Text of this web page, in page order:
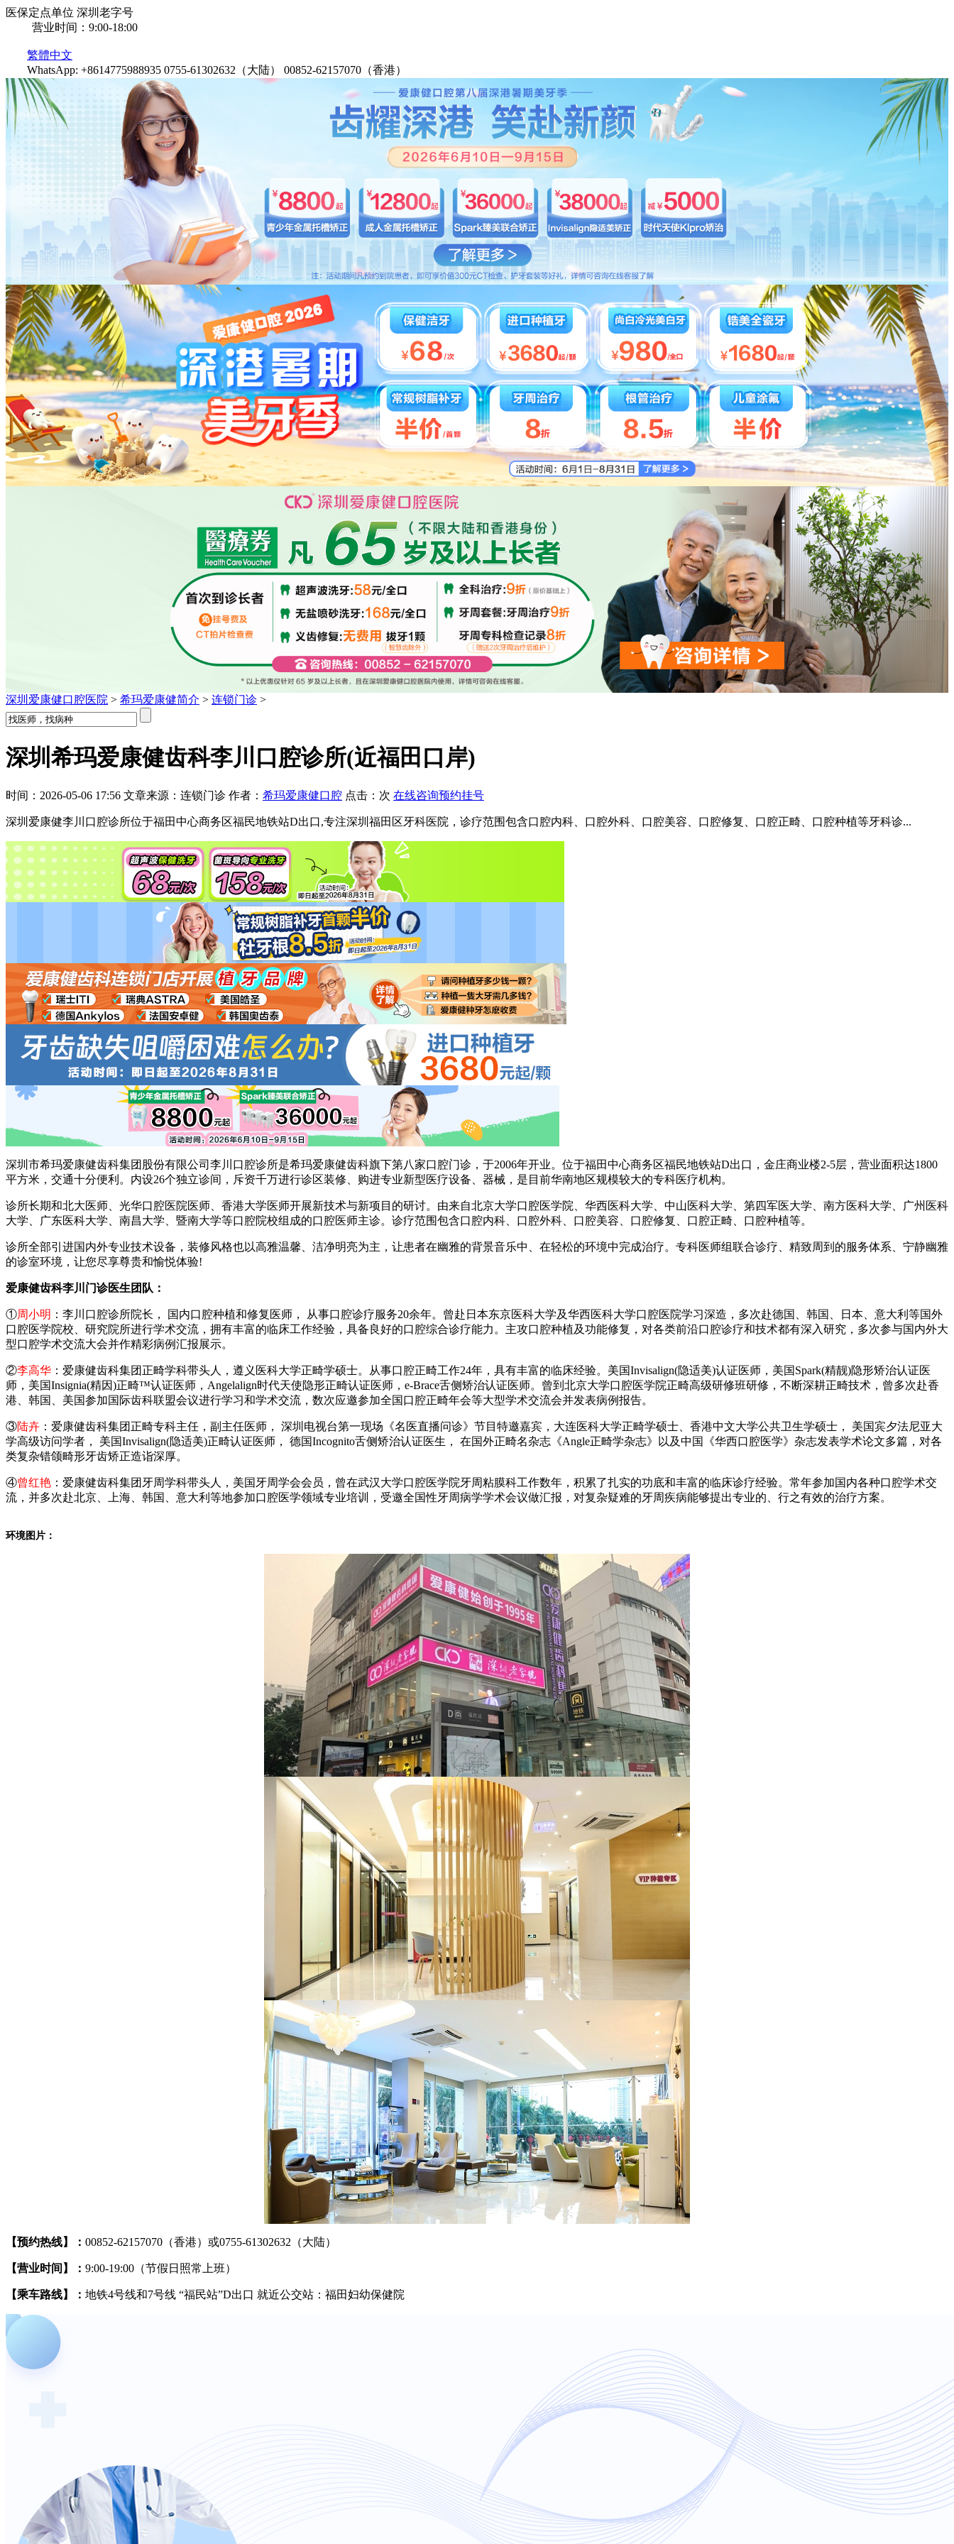
医保定点单位 深圳老字号
营业时间：9:00-18:00
繁體中文
WhatsApp: +8614775988935 0755-61302632（大陆） 00852-62157070（香港）
深圳爱康健口腔医院 > 希玛爱康健简介 > 连锁门诊 >
深圳希玛爱康健齿科李川口腔诊所(近福田口岸)
时间：2026-05-06 17:56 文章来源：连锁门诊 作者： 希玛爱康健口腔 点击： 次 在线咨询预约挂号
深圳爱康健李川口腔诊所位于福田中心商务区福民地铁站D出口,专注深圳福田区牙科医院，诊疗范围包含口腔内科、口腔外科、口腔美容、口腔修复、口腔正畸、口腔种植等牙科诊...
深圳市希玛爱康健齿科集团股份有限公司李川口腔诊所是希玛爱康健齿科旗下第八家口腔门诊，于2006年开业。位于福田中心商务区福民地铁站D出口，金庄商业楼2-5层，营业面积达1800
平方米，交通十分便利。内设26个独立诊间，斥资千万进行诊区装修、购进专业新型医疗设备、器械，是目前华南地区规模较大的专科医疗机构。
诊所长期和北大医师、光华口腔医院医师、香港大学医师开展新技术与新项目的研讨。由来自北京大学口腔医学院、华西医科大学、中山医科大学、第四军医大学、南方医科大学、广州医科
大学、广东医科大学、南昌大学、暨南大学等口腔院校组成的口腔医师主诊。诊疗范围包含口腔内科、口腔外科、口腔美容、口腔修复、口腔正畸、口腔种植等。
诊所全部引进国内外专业技术设备，装修风格也以高雅温馨、洁净明亮为主，让患者在幽雅的背景音乐中、在轻松的环境中完成治疗。专科医师组联合诊疗、精致周到的服务体系、宁静幽雅
的诊室环境，让您尽享尊贵和愉悦体验!
爱康健齿科李川门诊医生团队：
①周小明 ：李川口腔诊所院长， 国内口腔种植和修复医师， 从事口腔诊疗服务20余年。曾赴日本东京医科大学及华西医科大学口腔医院学习深造，多次赴德国、韩国、日本、意大利等国外
口腔医学院校、研究院所进行学术交流，拥有丰富的临床工作经验，具备良好的口腔综合诊疗能力。主攻口腔种植及功能修复，对各类前沿口腔诊疗和技术都有深入研究，多次参与国内外大
型口腔学术交流大会并作精彩病例汇报展示。
②李高华 ：爱康健齿科集团正畸学科带头人，遵义医科大学正畸学硕士。从事口腔正畸工作24年，具有丰富的临床经验。美国Invisalign(隐适美)认证医师，美国Spark(精靓)隐形矫治认证医
师，美国Insignia(精因)正畸™认证医师，Angelalign时代天使隐形正畸认证医师，e-Brace舌侧矫治认证医师。曾到北京大学口腔医学院正畸高级研修班研修，不断深耕正畸技术，曾多次赴香
港、韩国、美国参加国际齿科联盟会议进行学习和学术交流，数次应邀参加全国口腔正畸年会等大型学术交流会并发表病例报告。
③陆卉 ：爱康健齿科集团正畸专科主任，副主任医师， 深圳电视台第一现场《名医直播问诊》节目特邀嘉宾，大连医科大学正畸学硕士、香港中文大学公共卫生学硕士， 美国宾夕法尼亚大
学高级访问学者， 美国Invisalign(隐适美)正畸认证医师， 德国Incognito舌侧矫治认证医生， 在国外正畸名杂志《Angle正畸学杂志》以及中国《华西口腔医学》杂志发表学术论文多篇，对各
类复杂错颌畸形牙齿矫正造诣深厚。
④曾红艳 ：爱康健齿科集团牙周学科带头人，美国牙周学会会员，曾在武汉大学口腔医学院牙周粘膜科工作数年，积累了扎实的功底和丰富的临床诊疗经验。常年参加国内各种口腔学术交
流，并多次赴北京、上海、韩国、意大利等地参加口腔医学领域专业培训，受邀全国性牙周病学学术会议做汇报，对复杂疑难的牙周疾病能够提出专业的、行之有效的治疗方案。
环境图片：
【预约热线】： 00852-62157070（香港）或0755-61302632（大陆）
【营业时间】： 9:00-19:00（节假日照常上班）
【乘车路线】： 地铁4号线和7号线 “福民站”D出口 就近公交站：福田妇幼保健院